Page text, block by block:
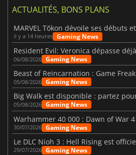
ACTUALITÉS, BONS PLANS
il y a 14 heures Gaming News
06/08/2026 Gaming News
05/08/2026 Gaming News
05/08/2026 Gaming News
30/07/2026 Gaming News
29/07/2026 Gaming News